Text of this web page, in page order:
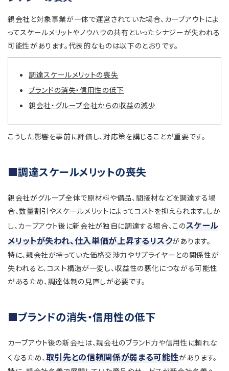
親会社と対象事業が一体で運営されていた場合、カーブアウトによ
ってスケールメリットやノウハウの共有といったシナジーが失われる
可能性があります。代表的なものは以下のとおりです。
調達スケールメリットの喪失
ブランドの消失・信用性の低下
親会社・グループ会社からの収益の減少
こうした影響を事前に評価し、対応策を講じることが重要です。
調達スケールメリットの喪失
親会社がグループ全体で原材料や備品、間接材などを調達する場
合、数量割引やスケールメリットによってコストを抑えられます。しか
し、カーブアウト後に新会社が独自に調達する場合、このスケール
メリットが失われ、仕入単価が上昇するリスクがあります。
特に、親会社が持っていた価格交渉力やサプライヤーとの関係性が
失われると、コスト構造が一変し、収益性の悪化につながる可能性
があるため、調達体制の見直しが必要です。
ブランドの消失・信用性の低下
カーブアウト後の新会社は、親会社のブランド力や信用性に頼れな
くなるため、取引先との信頼関係が弱まる可能性があります。